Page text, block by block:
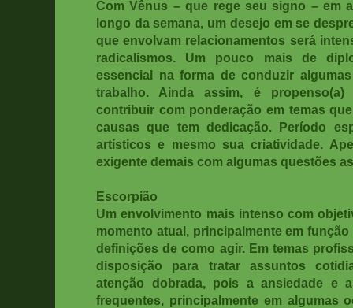
Com Vênus – que rege seu signo – em
longo da semana, um desejo em se
que envolvam relacionamentos será
radicalismos. Um pouco mais de
essencial na forma de conduzir
trabalho. Ainda assim, é
contribuir com ponderação em temas
causas que tem dedicação. Período
artísticos e mesmo sua criatividade.
exigente demais com algumas questões
Escorpião
Um envolvimento mais intenso com
momento atual, principalmente em
definições de como agir. Em temas
disposição para tratar assuntos
atenção dobrada, pois a ansiedade e
frequentes, principalmente em algumas